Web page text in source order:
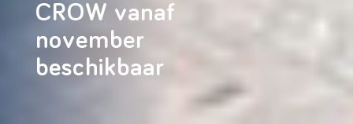
CROW vanaf
november
beschikbaar